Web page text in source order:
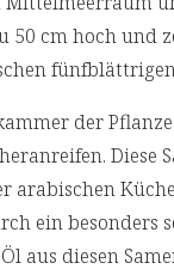
50 cm hoch und
der
Diese
arabischen
ein
aus diesen